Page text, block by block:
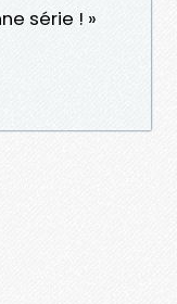
série ! »